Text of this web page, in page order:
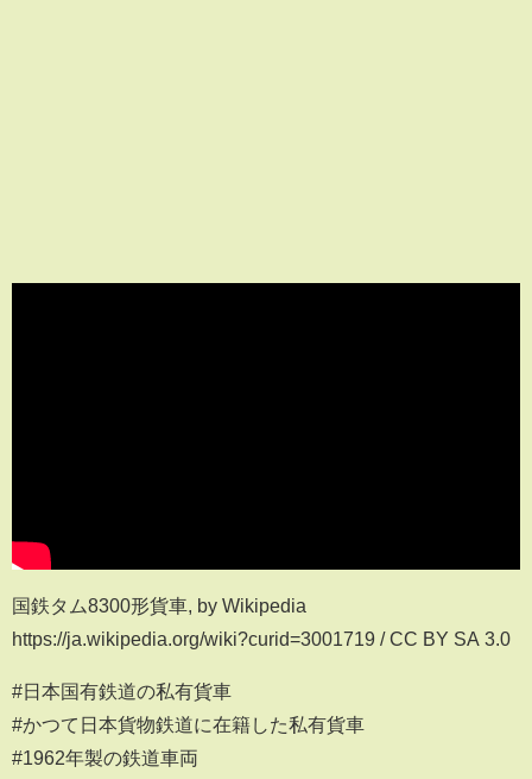
国鉄タム8300形貨車, by Wikipedia
https://ja.wikipedia.org/wiki?curid=3001719 / CC BY SA 3.0
#日本国有鉄道の私有貨車
#かつて日本貨物鉄道に在籍した私有貨車
#1962年製の鉄道車両